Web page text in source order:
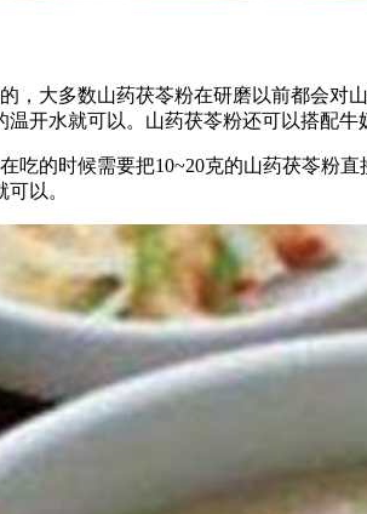
，大多数山药茯苓粉在研磨以前都会
开水就可以。山药茯苓粉还可以搭配
吃的时候需要把10~20克的山药茯苓粉
以。